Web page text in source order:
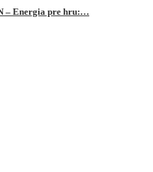
– Energia pre hru:…